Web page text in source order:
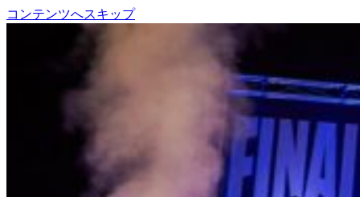
コンテンツへスキップ